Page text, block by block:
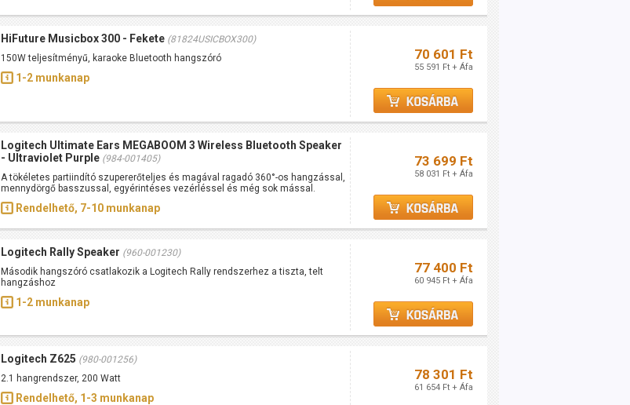
HiFuture Musicbox 300 - Fekete (81824USICBOX300)
150W teljesítményű, karaoke Bluetooth hangszóró
1-2 munkanap
70 601 Ft
55 591 Ft + Áfa
Logitech Ultimate Ears MEGABOOM 3 Wireless Bluetooth Speaker
- Ultraviolet Purple (984-001405)
A tökéletes partiindító szupererőteljes és magával ragadó 360°-os hangzással,
mennydörgő basszussal, egyérintéses vezérléssel és még sok mással.
Rendelhető, 7-10 munkanap
73 699 Ft
58 031 Ft + Áfa
Logitech Rally Speaker (960-001230)
Második hangszóró csatlakozik a Logitech Rally rendszerhez a tiszta, telt
hangzáshoz
1-2 munkanap
77 400 Ft
60 945 Ft + Áfa
Logitech Z625 (980-001256)
2.1 hangrendszer, 200 Watt
Rendelhető, 1-3 munkanap
78 301 Ft
61 654 Ft + Áfa